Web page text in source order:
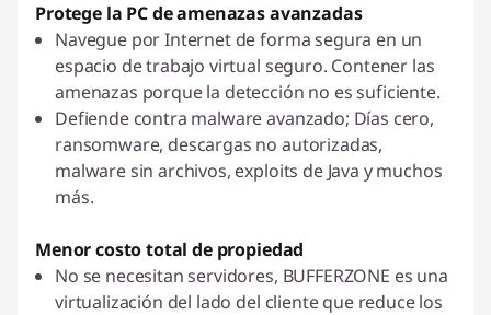
Protege la PC de amenazas avanzadas
Navegue por Internet de forma segura en un
espacio de trabajo virtual seguro. Contener las
amenazas porque la detección no es suficiente.
Defiende contra malware avanzado; Días cero,
ransomware, descargas no autorizadas,
malware sin archivos, exploits de Java y muchos
más.
Menor costo total de propiedad
No se necesitan servidores, BUFFERZONE es una
virtualización del lado del cliente que reduce los